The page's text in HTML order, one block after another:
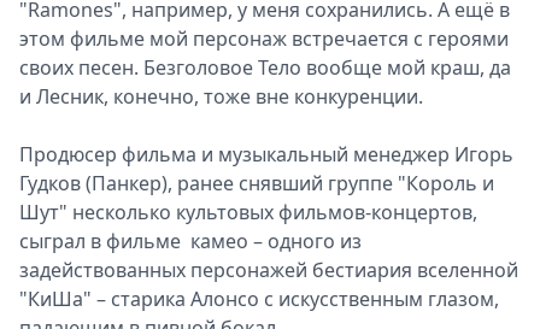
"Ramones", например, у меня сохранились. А ещё в
этом фильме мой персонаж встречается с героями
своих песен. Безголовое Тело вообще мой краш, да
и Лесник, конечно, тоже вне конкуренции.
Продюсер фильма и музыкальный менеджер Игорь
Гудков (Панкер), ранее снявший группе "Король и
Шут" несколько культовых фильмов-концертов,
сыграл в фильме камео – одного из
задействованных персонажей бестиария вселенной
"КиШа" – старика Алонсо с искусственным глазом,